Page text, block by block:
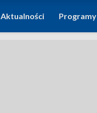
Aktualności Programy